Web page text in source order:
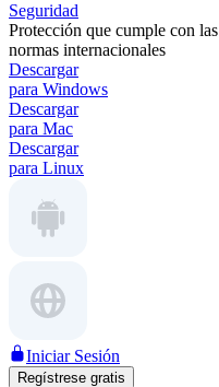
Seguridad
Protección que cumple con las
normas internacionales
Descargar
para Windows
Descargar
para Mac
Descargar
para Linux
Iniciar Sesión
Regístrese gratis